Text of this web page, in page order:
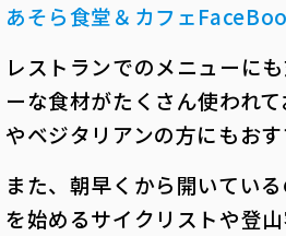
あそら食堂＆カフェ
レストランでのメニューに
ーな食材がたくさん使われ
やベジタリアンの方にもおす
また、朝早くから開いてい
を始めるサイクリストや登